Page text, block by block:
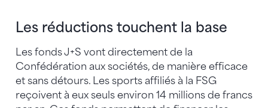
Les réductions touchent la base
Les fonds J+S vont directement de la
Confédération aux sociétés, de manière efficace
et sans détours. Les sports affiliés à la FSG
reçoivent à eux seuls environ 14 millions de francs